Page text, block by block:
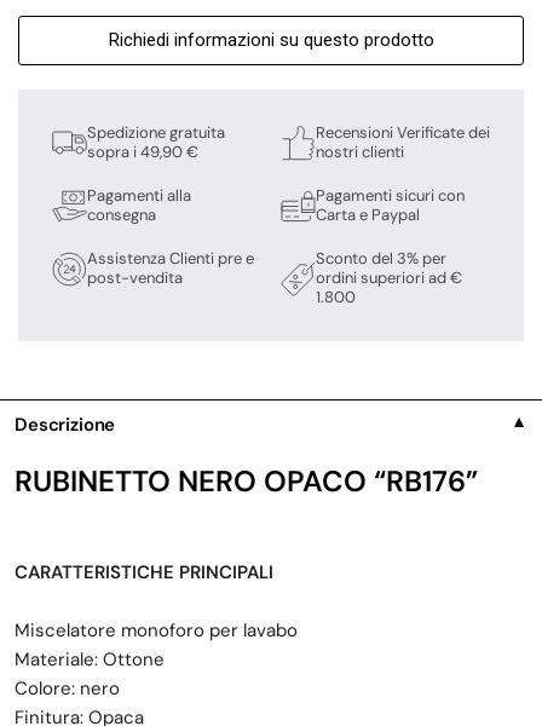
Richiedi informazioni su questo prodotto
Spedizione gratuita
sopra i 49,90 €
Pagamenti alla
consegna
Assistenza Clienti pre e
post-vendita
Recensioni Verificate dei
nostri clienti
Pagamenti sicuri con
Carta e Paypal
Sconto del 3% per
ordini superiori ad €
1.800
Descrizione ▼
RUBINETTO NERO OPACO “RB176”
CARATTERISTICHE PRINCIPALI
Miscelatore monoforo per lavabo
Materiale: Ottone
Colore: nero
Finitura: Opaca